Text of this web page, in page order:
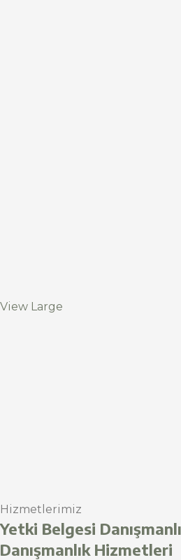
View Large
Hizmetlerimiz
Yetki Belgesi
Danışmanlık Hizmetleri